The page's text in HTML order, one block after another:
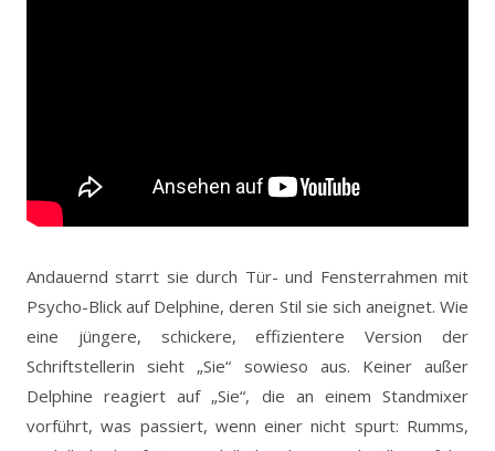
Andauernd starrt sie durch Tür- und Fensterrahmen mit
Psycho-Blick auf Delphine, deren Stil sie sich aneignet. Wie
eine jüngere, schickere, effizientere Version der
Schriftstellerin sieht „Sie“ sowieso aus. Keiner außer
Delphine reagiert auf „Sie“, die an einem Standmixer
vorführt, was passiert, wenn einer nicht spurt: Rumms,